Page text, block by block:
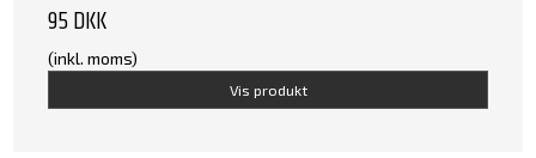
95 DKK
(inkl. moms)
Vis produkt